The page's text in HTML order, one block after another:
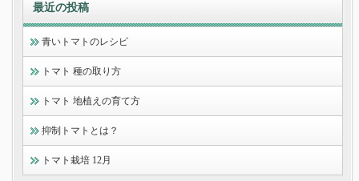
最近の投稿
青いトマトのレシピ
トマト 種の取り方
トマト 地植えの育て方
抑制トマトとは？
トマト栽培 12月